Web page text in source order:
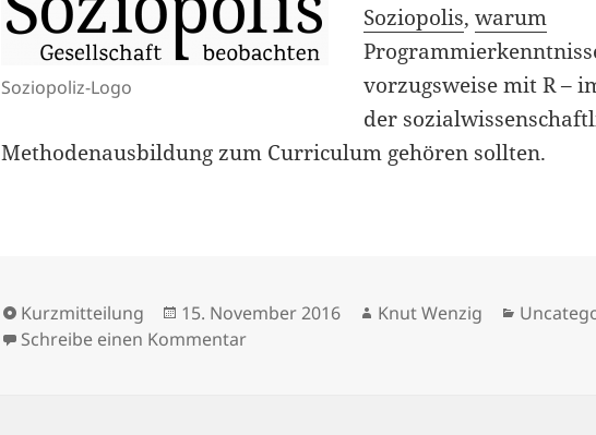
Soziopoliz-Logo
Soziopolis,warum
vorzugsweise mit R –
der
Methodenausbildung zum Curriculum gehören sollten.
Format
Kurzmitteilung
Veröffentlicht
am
15. November 2016 Autor
Knut Wenzig
Schreibe einen Kommentarzu Lernt programmieren!